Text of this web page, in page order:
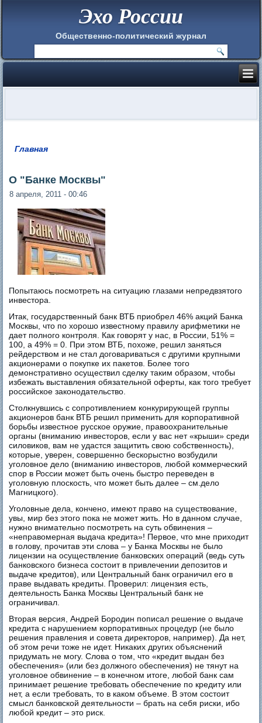
Эхо России
Общественно-политический журнал
Главная
О "Банке Москвы"
8 апреля, 2011 - 00:46
Попытаюсь посмотреть на ситуацию глазами непредвзятого
инвестора.
Итак, государственный банк ВТБ приобрел 46% акций Банка
Москвы, что по хорошо известному правилу арифметики не
дает полного контроля. Как говорят у нас, в России, 51% =
100, а 49% = 0. При этом ВТБ, похоже, решил заняться
рейдерством и не стал договариваться с другими крупными
акционерами о покупке их пакетов. Более того
демонстративно осуществил сделку таким образом, чтобы
избежать выставления обязательной оферты, как того требует
российское законодательство.
Столкнувшись с сопротивлением конкурирующей группы
акционеров банк ВТБ решил применить для корпоративной
борьбы известное русское оружие, правоохранительные
органы (вниманию инвесторов, если у вас нет «крыши» среди
силовиков, вам не удастся защитить свою собственность),
которые, уверен, совершенно бескорыстно возбудили
уголовное дело (вниманию инвесторов, любой коммерческий
спор в России может быть очень быстро переведен в
уголовную плоскость, что может быть далее – см.дело
Магницкого).
Уголовные дела, кончено, имеют право на существование,
увы, мир без этого пока не может жить. Но в данном случае,
нужно внимательно посмотреть на суть обвинения –
«неправомерная выдача кредита»! Первое, что мне приходит
в голову, прочитав эти слова – у Банка Москвы не было
лицензии на осуществление банковских операций (ведь суть
банковского бизнеса состоит в привлечении депозитов и
выдаче кредитов), или Центральный банк ограничил его в
праве выдавать кредиты. Проверил: лицензия есть,
деятельность Банка Москвы Центральный банк не
ограничивал.
Вторая версия, Андрей Бородин пописал решение о выдаче
кредита с нарушением корпоративных процедур (не было
решения правления и совета директоров, например). Да нет,
об этом речи тоже не идет. Никаких других объяснений
придумать не могу. Слова о том, что «кредит выдан без
обеспечения» (или без должного обеспечения) не тянут на
уголовное обвинение – в конечном итоге, любой банк сам
принимает решение требовать обеспечение по кредиту или
нет, а если требовать, то в каком объеме. В этом состоит
смысл банковской деятельности – брать на себя риски, ибо
любой кредит – это риск.